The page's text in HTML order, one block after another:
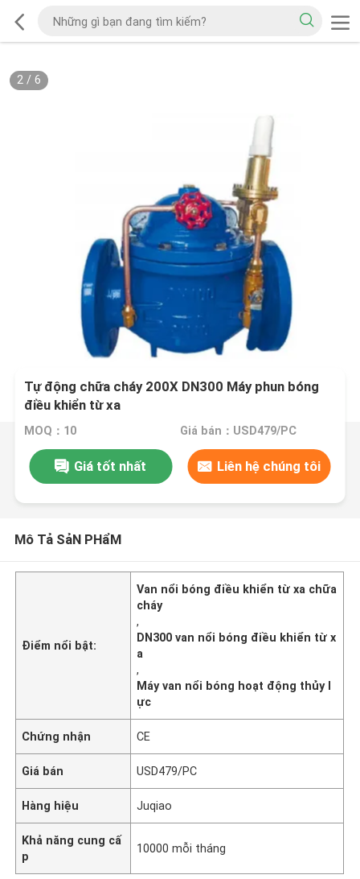
2/ 6
Tự động chữa cháy 200X DN300 Máy phun bóng
điều khiển từ xa
MOQ：10 Giá bán：USD479/PC
Giá tốt nhất Liên hệ chúng tôi
Mô Tả SảN PHẩM
Điểm nổi bật:
Van nổi bóng điều khiển từ xa chữa
cháy
,
DN300 van nổi bóng điều khiển từ x
a
,
Máy van nổi bóng hoạt động thủy l
ực
Chứng nhận CE
Giá bán USD479/PC
Hàng hiệu Juqiao
Khả năng cung cấ
p
10000 mỗi tháng